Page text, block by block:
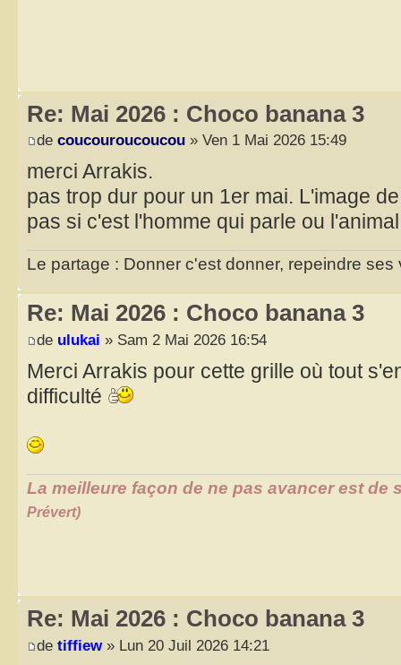
Re: Mai 2026 : Choco banana 3
de coucouroucoucou » Ven 1 Mai 2026 15:49
merci Arrakis.
pas trop dur pour un 1er mai. L'image
pas si c'est l'homme qui parle ou
Le partage : Donner c'est donner, repeindre ses
Re: Mai 2026 : Choco banana 3
de ulukai » Sam 2 Mai 2026 16:54
Merci Arrakis pour cette grille où tout
difficulté
La meilleure façon de ne pas avancer est de
Prévert)
Re: Mai 2026 : Choco banana 3
de tiffiew» Lun 20 Juil 2026 14:21